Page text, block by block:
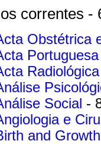
correntes -
Obstétrica
Social -
e
and